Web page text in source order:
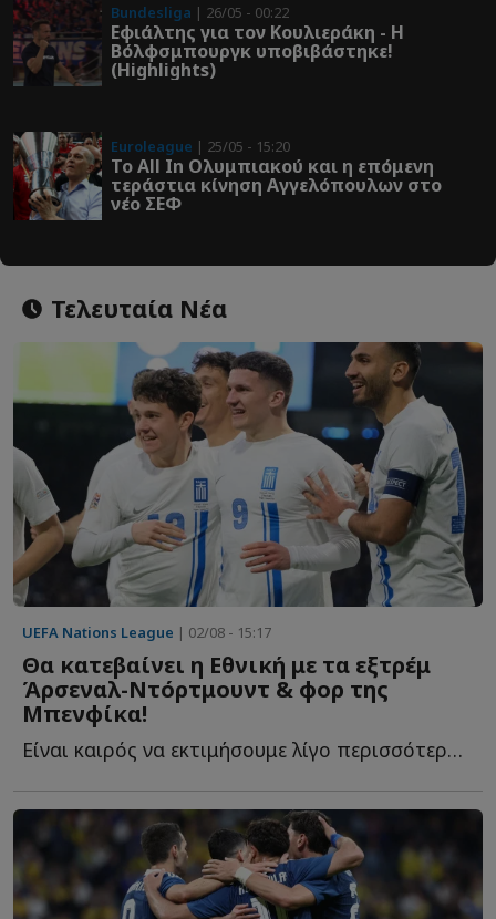
Bundesliga | 26/05 - 00:22
Εφιάλτης για τον Κουλιεράκη - Η
Βόλφσμπουργκ υποβιβάστηκε!
(Highlights)
Euroleague | 25/05 - 15:20
Το All In Ολυμπιακού και η επόμενη
τεράστια κίνηση Αγγελόπουλων στο
νέο ΣΕΦ
Τελευταία Νέα
UEFA Nations League | 02/08 - 15:17
Θα κατεβαίνει η Εθνική με τα εξτρέμ
Άρσεναλ-Ντόρτμουντ & φορ της
Μπενφίκα!
Είναι καιρός να εκτιμήσουμε λίγο περισσότερο τον Έλληνα π...